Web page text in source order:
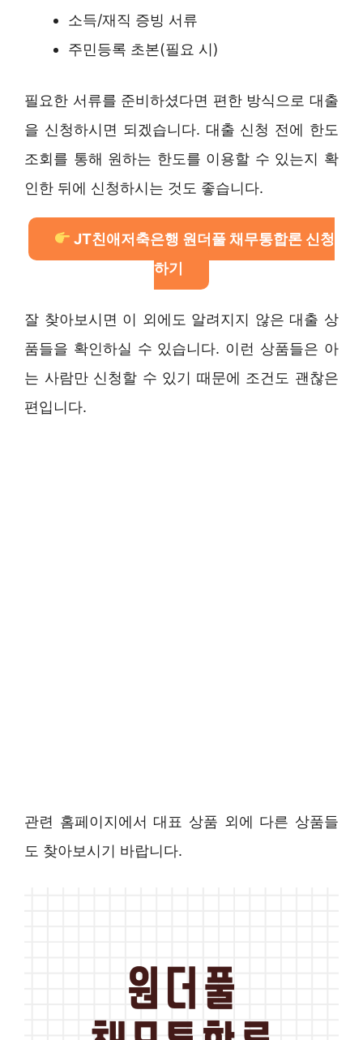
소득/재직 증빙 서류
주민등록 초본(필요 시)
필요한 서류를 준비하셨다면 편한 방식으로 대출
을 신청하시면 되겠습니다. 대출 신청 전에 한도
조회를 통해 원하는 한도를 이용할 수 있는지 확
인한 뒤에 신청하시는 것도 좋습니다.
JT친애저축은행 원더풀 채무통합론 신청
하기
잘 찾아보시면 이 외에도 알려지지 않은 대출 상
품들을 확인하실 수 있습니다. 이런 상품들은 아
는 사람만 신청할 수 있기 때문에 조건도 괜찮은
편입니다.
관련 홈페이지에서 대표 상품 외에 다른 상품들
도 찾아보시기 바랍니다.